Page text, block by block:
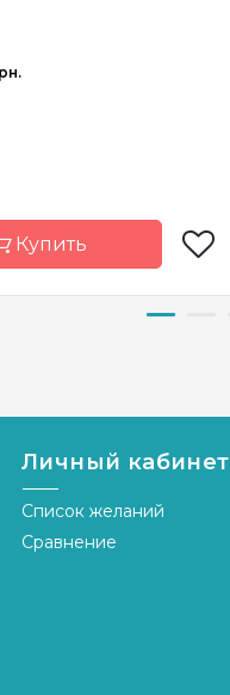
Купить
11 x 13 см *3 шт
Zweigart
Личный кабинет
Список желаний
Сравнение